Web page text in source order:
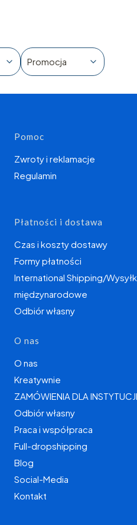
Promocja
Linki w
Pomoc
Zwroty i reklamacje
Regulamin
Płatności i dostawa
Czas i koszty dostawy
Formy płatności
International Shipping/
międzynarodowe
Odbiór własny
O nas
O nas
Kreatywnie
ZAMÓWIENIA DLA INSTYTUCJI
Odbiór własny
Praca i współpraca
Full-dropshipping
Blog
Social-Media
Kontakt